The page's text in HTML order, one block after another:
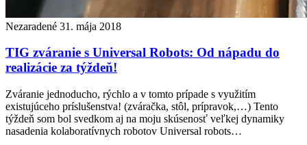
Nezaradené 31. mája 2018
TIG zváranie s Universal Robots: Od nápadu do
realizácie za týždeň!
Zváranie jednoducho, rýchlo a v tomto prípade s využitím
existujúceho príslušenstva! (zváračka, stôl, prípravok,…) Tento
týždeň som bol svedkom aj na moju skúsenosť veľkej dynamiky
nasadenia kolaboratívnych robotov Universal robots…